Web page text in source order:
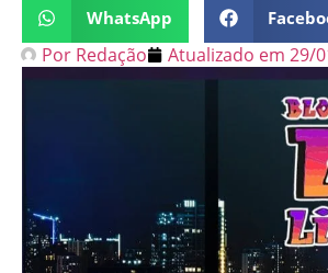
WhatsApp
Por Redação Atualizado em 29/